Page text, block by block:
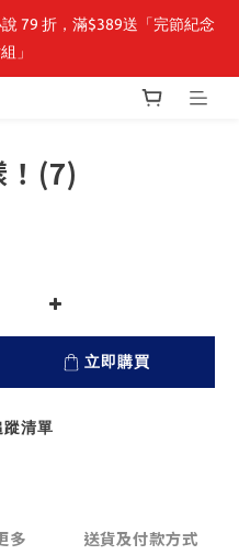
79 折，滿$389送「完節紀念
」
79 折，滿$389送「完節紀念
」
購物金💛滿3000現折300🎉
，偵探大人、約會大作戰、
79 折，滿$389送「完節紀念
！(7)
立即購買
蹤清單
多 送貨及付款方式